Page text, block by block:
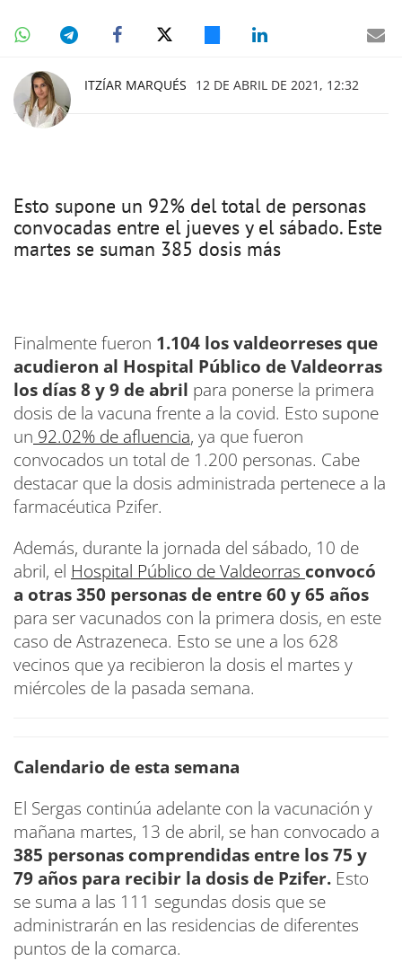
ITZÍAR MARQUÉS 12 DE ABRIL DE 2021, 12:32
Esto supone un 92% del total de personas
convocadas entre el jueves y el sábado. Este
martes se suman 385 dosis más
Finalmente fueron 1.104 los valdeorreses que
acudieron al Hospital Público de Valdeorras
los días 8 y 9 de abril para ponerse la primera
dosis de la vacuna frente a la covid. Esto supone
un 92.02% de afluencia, ya que fueron
convocados un total de 1.200 personas. Cabe
destacar que la dosis administrada pertenece a la
farmacéutica Pzifer.
Además, durante la jornada del sábado, 10 de
abril, el Hospital Público de Valdeorras convocó
a otras 350 personas de entre 60 y 65 años
para ser vacunados con la primera dosis, en este
caso de Astrazeneca. Esto se une a los 628
vecinos que ya recibieron la dosis el martes y
miércoles de la pasada semana.
Calendario de esta semana
El Sergas continúa adelante con la vacunación y
mañana martes, 13 de abril, se han convocado a
385 personas comprendidas entre los 75 y
79 años para recibir la dosis de Pzifer. Esto
se suma a las 111 segundas dosis que se
administrarán en las residencias de diferentes
puntos de la comarca.